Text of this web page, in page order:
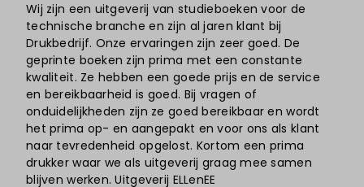
Wij zijn een uitgeverij van studieboeken voor de
technische branche en zijn al jaren klant bij
Drukbedrijf. Onze ervaringen zijn zeer goed. De
geprinte boeken zijn prima met een constante
kwaliteit. Ze hebben een goede prijs en de service
en bereikbaarheid is goed. Bij vragen of
onduidelijkheden zijn ze goed bereikbaar en wordt
het prima op- en aangepakt en voor ons als klant
naar tevredenheid opgelost. Kortom een prima
drukker waar we als uitgeverij graag mee samen
blijven werken. Uitgeverij ELLenEE